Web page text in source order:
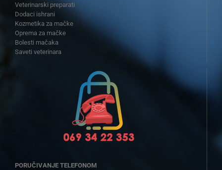
Veterinarski preparati
Dodaci ishrani
Kozmetika za mačke
Oprema za mačke
Bolesti mačaka
Saveti veterinara
PORUČIVANJE TELEFONOM